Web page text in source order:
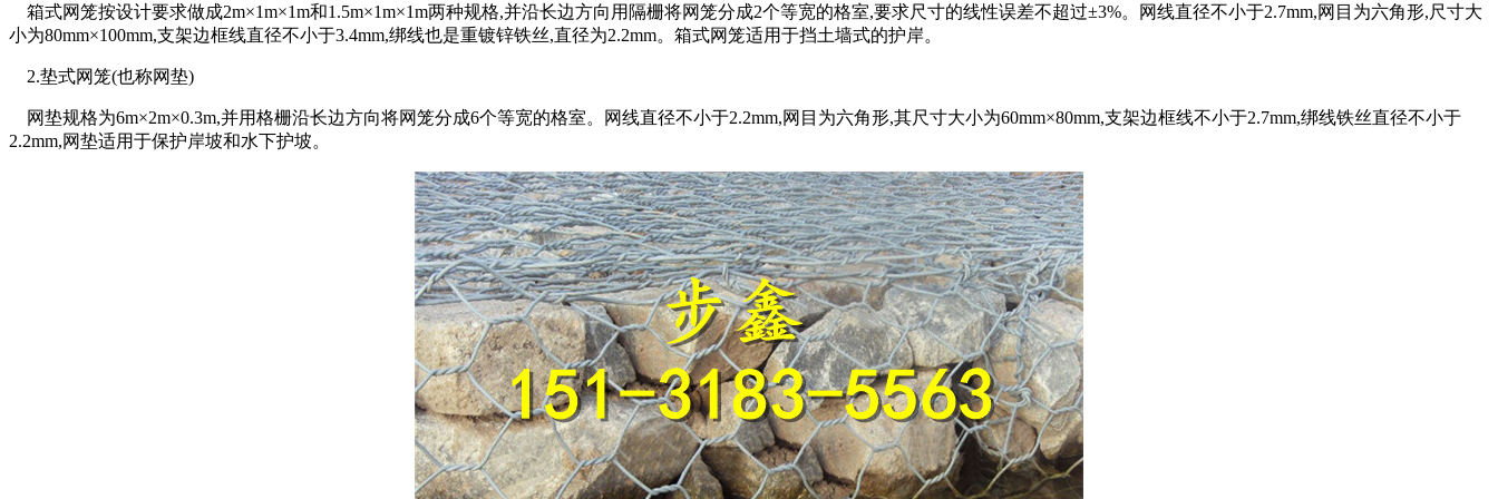
箱式网笼按设计要求做成2m×1m×1m和1.5m×1m×1m两种规格,并沿长边方向用隔栅将网笼分成2个等宽的格室,要求尺寸的线性误差不超过±3%。网线直径不小于2.7mm,网目为六角形,尺寸大
小为80mm×100mm,支架边框线直径不小于3.4mm,绑线也是重镀锌铁丝,直径为2.2mm。箱式网笼适用于挡土墙式的护岸。
2.垫式网笼(也称网垫)
网垫规格为6m×2m×0.3m,并用格栅沿长边方向将网笼分成6个等宽的格室。网线直径不小于2.2mm,网目为六角形,其尺寸大小为60mm×80mm,支架边框线不小于2.7mm,绑线铁丝直径不小于
2.2mm,网垫适用于保护岸坡和水下护坡。